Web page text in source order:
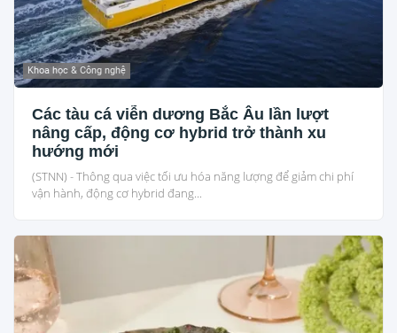
Khoa học & Công nghệ
Các tàu cá viễn dương Bắc Âu lần lượt
nâng cấp, động cơ hybrid trở thành xu
hướng mới
(STNN) - Thông qua việc tối ưu hóa năng lượng để giảm chi phí
vận hành, động cơ hybrid đang...